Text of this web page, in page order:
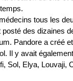
tous les
des dizaines
Pandore a créé
Il y avait
Sol, Elya, Louvaji,